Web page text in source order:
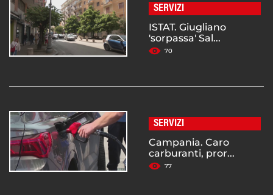
SERVIZI
ISTAT. Giugliano
'sorpassa' Sal...
70
SERVIZI
Campania. Caro
carburanti, pror...
77